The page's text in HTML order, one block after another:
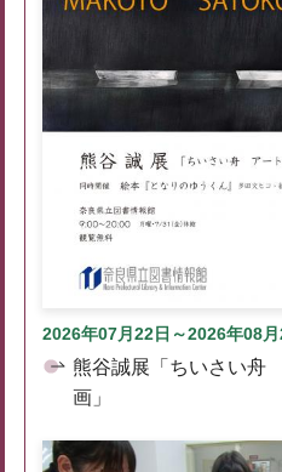
2026年07月22日～2026年08月
熊谷誠展「ちいさい舟
画」